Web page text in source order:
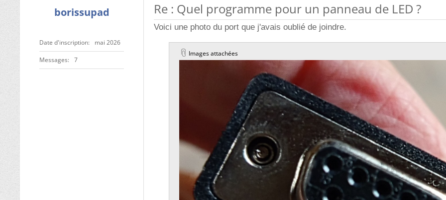
borissupad
Date d'inscription mai 2026
Messages 7
Re : Quel programme pour un panneau de LED ?
Voici une photo du port que j'avais oublié de joindre.
Images attachées